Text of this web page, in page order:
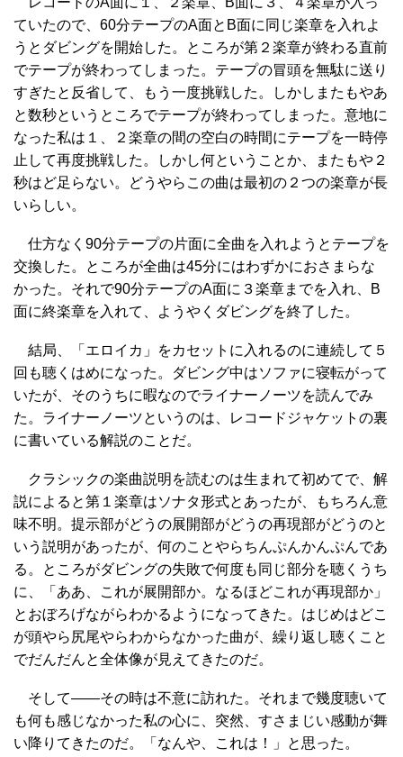
ていたので、60分テープのA面とB面に同じ楽章を入れよ
うとダビングを開始した。ところが第２楽章が終わる直前
でテープが終わってしまった。テープの冒頭を無駄に送り
すぎたと反省して、もう一度挑戦した。しかしまたもやあ
と数秒というところでテープが終わってしまった。意地に
なった私は１、２楽章の間の空白の時間にテープを一時停
止して再度挑戦した。しかし何ということか、またもや２
秒はど足らない。どうやらこの曲は最初の２つの楽章が長
いらしい。
仕方なく90分テープの片面に全曲を入れようとテープを
交換した。ところが全曲は45分にはわずかにおさまらな
かった。それで90分テープのA面に３楽章までを入れ、B
面に終楽章を入れて、ようやくダビングを終了した。
結局、「エロイカ」をカセットに入れるのに連続して５
回も聴くはめになった。ダビング中はソファに寝転がって
いたが、そのうちに暇なのでライナーノーツを読んでみ
た。ライナーノーツというのは、レコードジャケットの裏
に書いている解説のことだ。
クラシックの楽曲説明を読むのは生まれて初めてで、解
説によると第１楽章はソナタ形式とあったが、もちろん意
味不明。提示部がどうの展開部がどうの再現部がどうのと
いう説明があったが、何のことやらちんぷんかんぷんであ
る。ところがダビングの失敗で何度も同じ部分を聴くうち
に、「ああ、これが展開部か。なるほどこれが再現部か」
とおぼろげながらわかるようになってきた。はじめはどこ
が頭やら尻尾やらわからなかった曲が、繰り返し聴くこと
でだんだんと全体像が見えてきたのだ。
そして――その時は不意に訪れた。それまで幾度聴いて
も何も感じなかった私の心に、突然、すさまじい感動が舞
い降りてきたのだ。「なんや、これは！」と思った。